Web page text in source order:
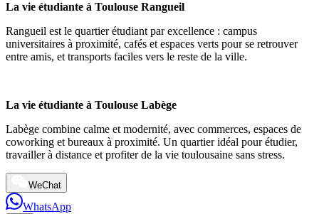
La vie étudiante à Toulouse Rangueil
Rangueil est le quartier étudiant par excellence : campus
universitaires à proximité, cafés et espaces verts pour se retrouver
entre amis, et transports faciles vers le reste de la ville.
La vie étudiante à Toulouse Labège
Labège combine calme et modernité, avec commerces, espaces de
coworking et bureaux à proximité. Un quartier idéal pour étudier,
travailler à distance et profiter de la vie toulousaine sans stress.
WeChat
WhatsApp